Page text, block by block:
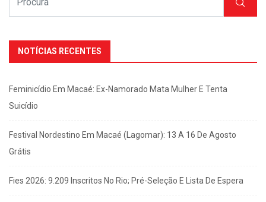
NOTÍCIAS RECENTES
Feminicídio Em Macaé: Ex-Namorado Mata Mulher E Tenta
Suicídio
Festival Nordestino Em Macaé (Lagomar): 13 A 16 De Agosto
Grátis
Fies 2026: 9.209 Inscritos No Rio; Pré-Seleção E Lista De Espera